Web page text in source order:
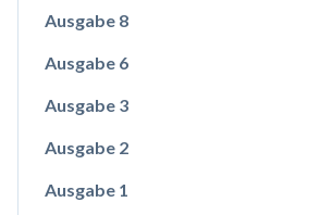
Ausgabe 8
Ausgabe 6
Ausgabe 3
Ausgabe 2
Ausgabe 1